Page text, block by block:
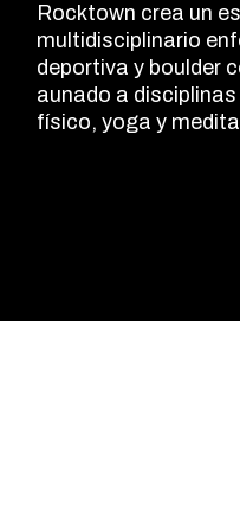
Rocktown crea un
multidisciplinario
deportiva y boulder
aunado a
físico, yoga y